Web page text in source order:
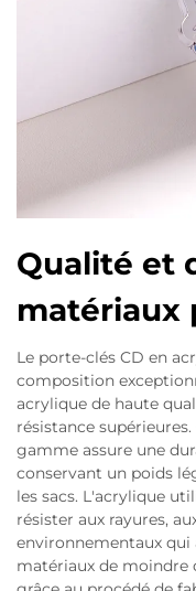
Qualité et
matériaux
Le porte-clés CD en
composition
acrylique de haute
résistance
gamme assure une
conservant un poids
les sacs. L'acrylique
résister aux rayures,
environnementaux
matériaux de moindre